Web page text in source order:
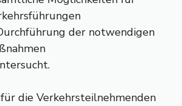
der notwendigen
die Verkehrsteilnehmenden